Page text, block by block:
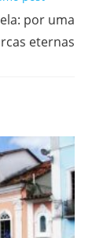
por uma
eternas